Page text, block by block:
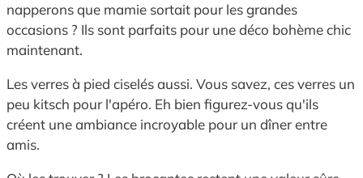
napperons que mamie sortait pour les grandes
occasions ? Ils sont parfaits pour une déco bohème chic
maintenant.
Les verres à pied ciselés aussi. Vous savez, ces verres un
peu kitsch pour l'apéro. Eh bien figurez-vous qu'ils
créent une ambiance incroyable pour un dîner entre
amis.